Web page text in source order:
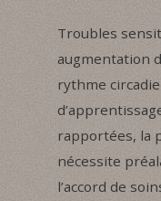
Troubles
augmentation
rythme
rapportées, la
nécessite
l’accord de